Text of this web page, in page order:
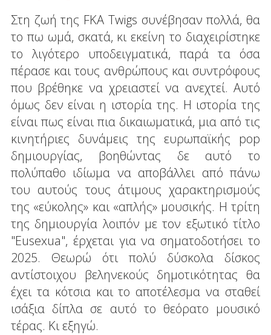
Στη ζωή της FKA Twigs συνέβησαν πολλά, θα
το πω ωμά, σκατά, κι εκείνη το διαχειρίστηκε
το λιγότερο υποδειγματικά, παρά τα όσα
πέρασε και τους ανθρώπους και συντρόφους
που βρέθηκε να χρειαστεί να ανεχτεί. Αυτό
όμως δεν είναι η ιστορία της. Η ιστορία της
είναι πως είναι πια δικαιωματικά, μια από τις
κινητήριες δυνάμεις της ευρωπαϊκής pop
δημιουργίας, βοηθώντας δε αυτό το
πολύπαθο ιδίωμα να αποβάλλει από πάνω
του αυτούς τους άτιμους χαρακτηρισμούς
της «εύκολης» και «απλής» μουσικής. Η τρίτη
της δημιουργία λοιπόν με τον εξωτικό τίτλο
"Eusexua", έρχεται για να σηματοδοτήσει το
2025. Θεωρώ ότι πολύ δύσκολα δίσκος
αντίστοιχου βεληνεκούς δημοτικότητας θα
έχει τα κότσια και το αποτέλεσμα να σταθεί
ισάξια δίπλα σε αυτό το θεόρατο μουσικό
τέρας. Κι εξηγώ.